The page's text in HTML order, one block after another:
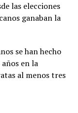
las elecciones
ganaban la
se han hecho
en la
al menos tres